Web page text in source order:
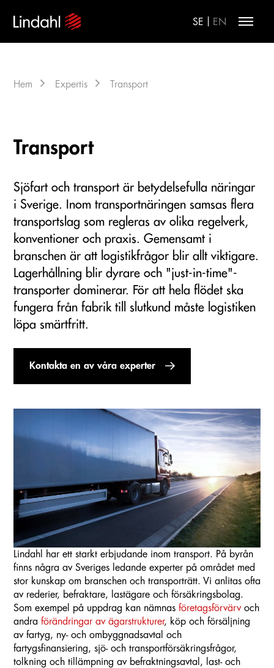
SE EN
Hem Expertis Transport
Transport
Sjöfart och transport är betydelsefulla näringar
i Sverige. Inom transportnäringen samsas flera
transportslag som regleras av olika regelverk,
konventioner och praxis. Gemensamt i
branschen är att logistikfrågor blir allt viktigare.
Lagerhållning blir dyrare och "just-in-time"-
transporter dominerar. För att hela flödet ska
fungera från fabrik till slutkund måste logistiken
löpa smärtfritt.
Kontakta en av våra experter
Lindahl har ett starkt erbjudande inom transport. På byrån
finns några av Sveriges ledande experter på området med
stor kunskap om branschen och transporträtt. Vi anlitas ofta
av rederier, befraktare, lastägare och försäkringsbolag.
Som exempel på uppdrag kan nämnas företagsförvärvoch
andra förändringar av ägarstrukturer, köp och försäljning
av fartyg, ny- och ombyggnadsavtal och
fartygsfinansiering, sjö- och transportförsäkringsfrågor,
tolkning och tillämpning av befraktningsavtal, last- och